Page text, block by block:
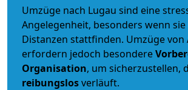
Umzüge nach Lugau sind eine
Angelegenheit, besonders wenn
Distanzen stattfinden. Umzüge von
erfordern jedoch besondere
Organisation, um sicherzustellen,
reibungslosverläuft.